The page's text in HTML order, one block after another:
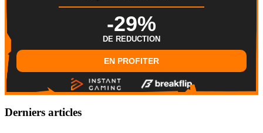
-29%
DE REDUCTION
EN PROFITER
Derniers articles